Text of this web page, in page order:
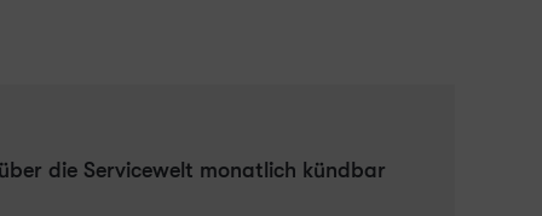
die Servicewelt monatlich kündbar